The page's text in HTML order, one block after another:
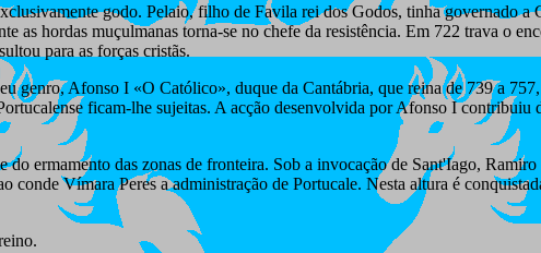
godo. Pelaio, filho de Favila rei dos Godos, tinha governado a
as hordas muçulmanas torna-se no chefe da resistência. Em 722 trava o
para as forças cristãs.
genro, Afonso I «O Católico», duque da Cantábria, que reina de 739 a
ficam-lhe sujeitas. A acção desenvolvida por Afonso I contribuiu
do ermamento das zonas de fronteira. Sob a invocação de Sant'Iago,
Vímara Peres a administração de Portucale. Nesta altura é